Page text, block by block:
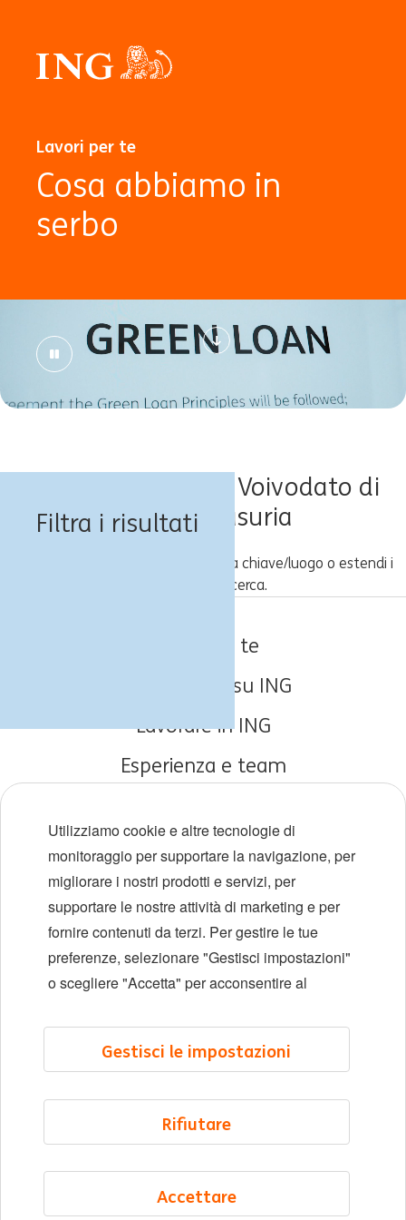
Lavori per te
Cosa abbiamo in
serbo
Filtra i risultati
Offerte di lavoro - Voivodato di
Varmia-Masuria
Prova un'altra combinazione parola chiave/luogo o estendi i
tuoi criteri di ricerca.
Lavori per te
Informazioni su ING
Lavorare in ING
Esperienza e team
Diversità e inclusione
Sedi
Eventi
©2026 ING
Mappa del sito
Informativa sulla privacy
Cookie management
Utilizziamo cookie e altre tecnologie di
monitoraggio per supportare la navigazione, per
migliorare i nostri prodotti e servizi, per
supportare le nostre attività di marketing e per
fornire contenuti da terzi. Per gestire le tue
preferenze, selezionare "Gestisci impostazioni"
o scegliere "Accetta" per acconsentire al
Accettare
Rifiutare
Gestisci le impostazioni